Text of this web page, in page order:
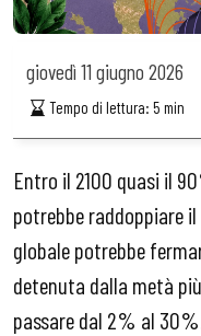
giovedì 11 giugno 2026
Tempo di lettura:5 min
Entro il 2100 quasi il
potrebbe raddoppiare
globale potrebbe
detenuta dalla metà
passare dal 2% al